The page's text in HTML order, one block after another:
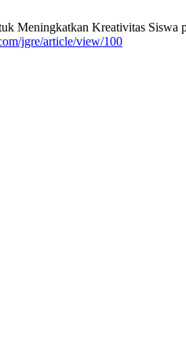
Meningkatkan Kreativitas
jgre/article/view/100